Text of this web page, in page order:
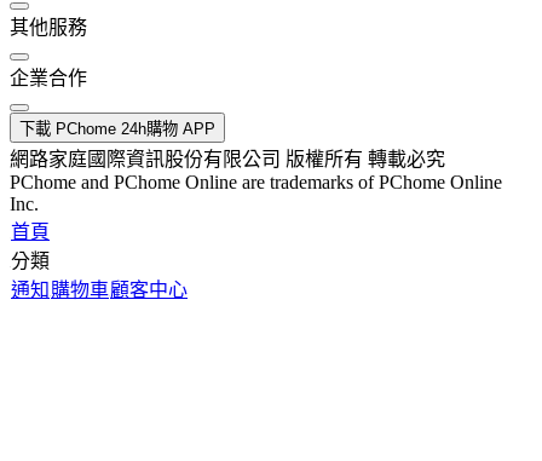
其他服務
企業合作
下載 PChome 24h購物 APP
網路家庭國際資訊股份有限公司 版權所有 轉載必究
PChome and PChome Online are trademarks of PChome Online
Inc.
首頁
分類
通知 購物車顧客中心